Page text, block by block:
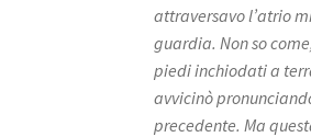
attraversavo l’atrio
guardia. Non so
piedi inchiodati a
avvicinò
precedente. Ma